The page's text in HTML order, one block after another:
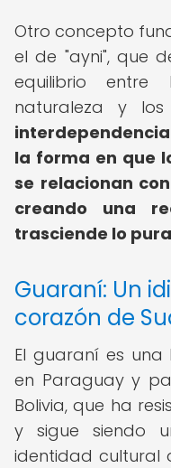
Otro concepto
el de "ayni", que
equilibrio entre
naturaleza y los
la forma en que
se relacionan
creando una
trasciende lo
Guaraní: Un
corazón de
El guaraní es
en Paraguay y
Bolivia, que ha
y sigue siendo
identidad cultural